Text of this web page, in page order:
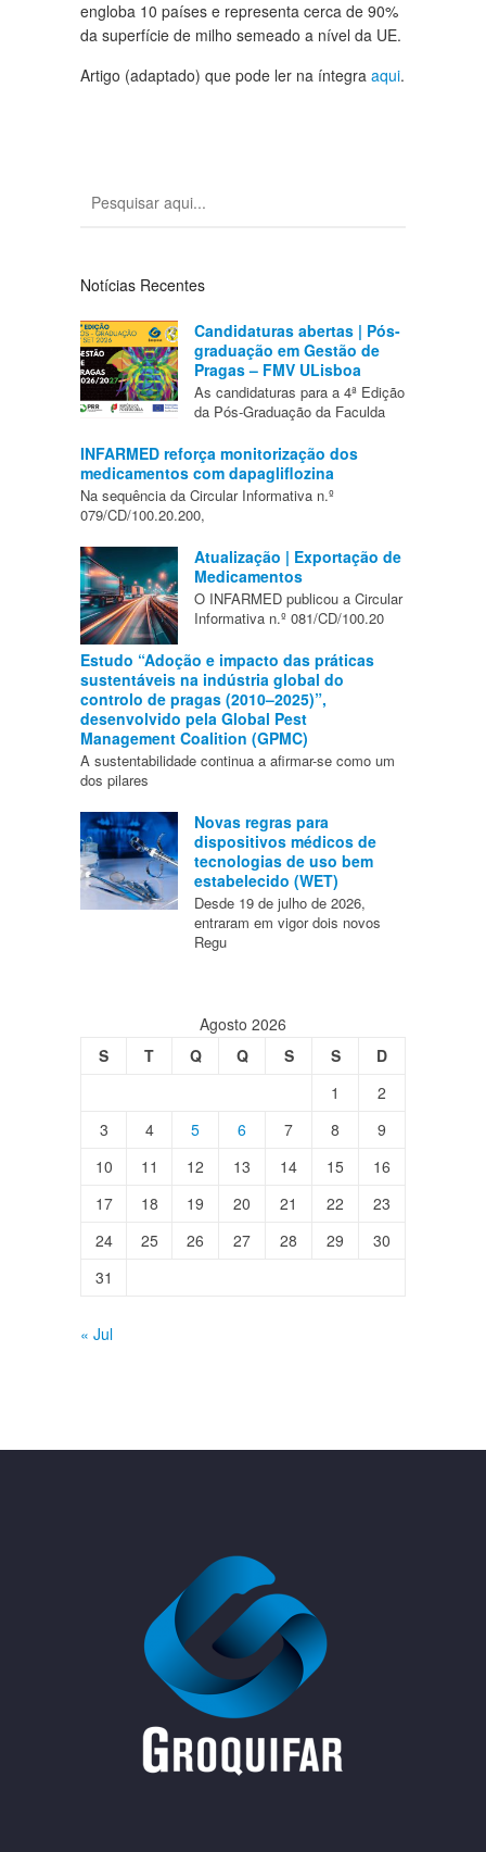
engloba 10 países e representa cerca de 90%
da superfície de milho semeado a nível da UE.
Artigo (adaptado) que pode ler na íntegra aqui.
Notícias Recentes
Candidaturas abertas | Pós-
graduação em Gestão de
Pragas – FMV ULisboa
As candidaturas para a 4ª Edição
da Pós-Graduação da Faculda
INFARMED reforça monitorização dos
medicamentos com dapagliflozina
Na sequência da Circular Informativa n.º
079/CD/100.20.200,
Atualização | Exportação de
Medicamentos
O INFARMED publicou a Circular
Informativa n.º 081/CD/100.20
Estudo “Adoção e impacto das práticas
sustentáveis na indústria global do
controlo de pragas (2010–2025)”,
desenvolvido pela Global Pest
Management Coalition (GPMC)
A sustentabilidade continua a afirmar-se como um
dos pilares
Novas regras para
dispositivos médicos de
tecnologias de uso bem
estabelecido (WET)
Desde 19 de julho de 2026,
entraram em vigor dois novos
Regu
Agosto 2026
S
T Q Q S S
D
1
2
3
4 5 6 7 8
9
10
11 12 13 14 15
16
17
18 19 20 21 22
23
24
25 26 27 28 29
30
31
« Jul